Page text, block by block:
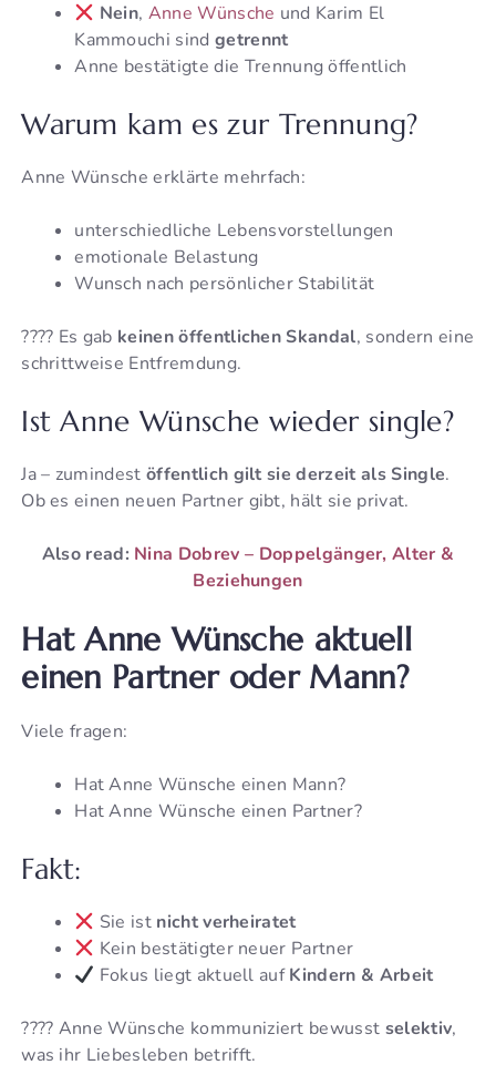
Nein, Anne Wünsche und Karim El
Kammouchi sind getrennt
Anne bestätigte die Trennung öffentlich
Warum kam es zur Trennung?
Anne Wünsche erklärte mehrfach:
unterschiedliche Lebensvorstellungen
emotionale Belastung
Wunsch nach persönlicher Stabilität
???? Es gab keinen öffentlichen Skandal, sondern eine
schrittweise Entfremdung.
Ist Anne Wünsche wieder single?
Ja – zumindest öffentlich gilt sie derzeit als Single.
Ob es einen neuen Partner gibt, hält sie privat.
Also read: Nina Dobrev – Doppelgänger, Alter &
Beziehungen
Hat Anne Wünsche aktuell
einen Partner oder Mann?
Viele fragen:
Hat Anne Wünsche einen Mann?
Hat Anne Wünsche einen Partner?
Fakt:
Sie ist nicht verheiratet
Kein bestätigter neuer Partner
Fokus liegt aktuell aufKindern & Arbeit
???? Anne Wünsche kommuniziert bewusst selektiv,
was ihr Liebesleben betrifft.